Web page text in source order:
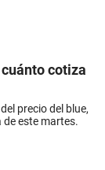
cotiza
precio del blue,
este martes.